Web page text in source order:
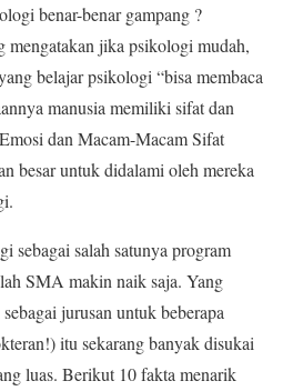
benar-benar gampang ?
mengatakan jika psikologi mudah,
belajar psikologi “bisa membaca
manusia memiliki sifat dan
dan Macam-Macam Sifat
besar untuk didalami oleh mereka
sebagai salah satunya program
SMA makin naik saja. Yang
jurusan untuk beberapa
itu sekarang banyak disukai
luas. Berikut 10 fakta menarik